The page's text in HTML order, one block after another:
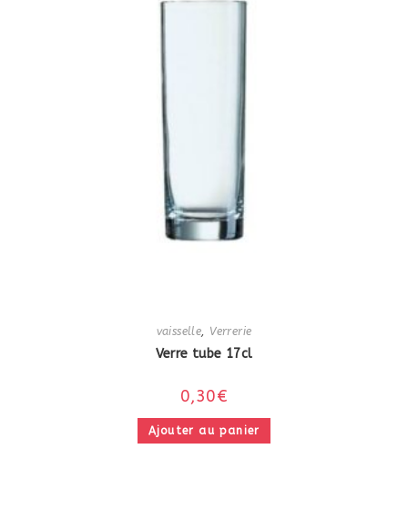
vaisselle, Verrerie
Verre tube 17cl
0,30€
Ajouter au panier